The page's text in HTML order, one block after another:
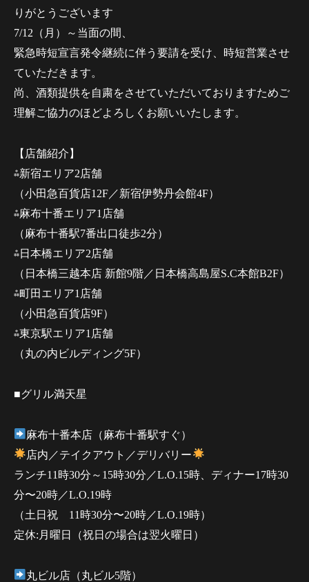
りがとうございます
7/12（月）～当面の間、
緊急時短宣言発令継続に伴う要請を受け、時短営業させ
ていただきます。
尚、酒類提供を自粛をさせていただいておりますためご
理解ご協力のほどよろしくお願いいたします。
【店舗紹介】
⁂新宿エリア2店舗
（小田急百貨店12F／新宿伊勢丹会館4F）
⁂麻布十番エリア1店舗
（麻布十番駅7番出口徒歩2分）
⁂日本橋エリア2店舗
（日本橋三越本店 新館9階／日本橋高島屋S.C本館B2F）
⁂町田エリア1店舗
（小田急百貨店9F）
⁂東京駅エリア1店舗
（丸の内ビルディング5F）
■グリル満天星
麻布十番本店（麻布十番駅すぐ）
店内／テイクアウト／デリバリー
ランチ11時30分～15時30分／L.O.15時、ディナー17時30
分〜20時／L.O.19時
（土日祝 11時30分〜20時／L.O.19時）
定休:月曜日（祝日の場合は翌火曜日）
丸ビル店（丸ビル5階）